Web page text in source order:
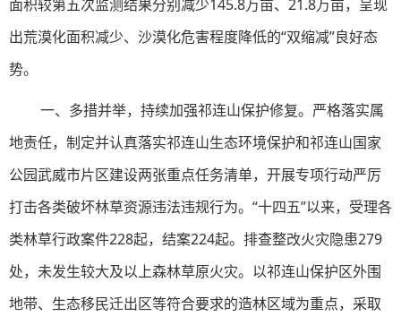
面积较第五次监测结果分别减少145.8万亩、21.8万亩，呈现
出荒漠化面积减少、沙漠化危害程度降低的“双缩减”良好态
势。
一、多措并举，持续加强祁连山保护修复。严格落实属
地责任，制定并认真落实祁连山生态环境保护和祁连山国家
公园武威市片区建设两张重点任务清单，开展专项行动严厉
打击各类破坏林草资源违法违规行为。“十四五”以来，受理各
类林草行政案件228起，结案224起。排查整改火灾隐患279
处，未发生较大及以上森林草原火灾。以祁连山保护区外围
地带、生态移民迁出区等符合要求的造林区域为重点，采取